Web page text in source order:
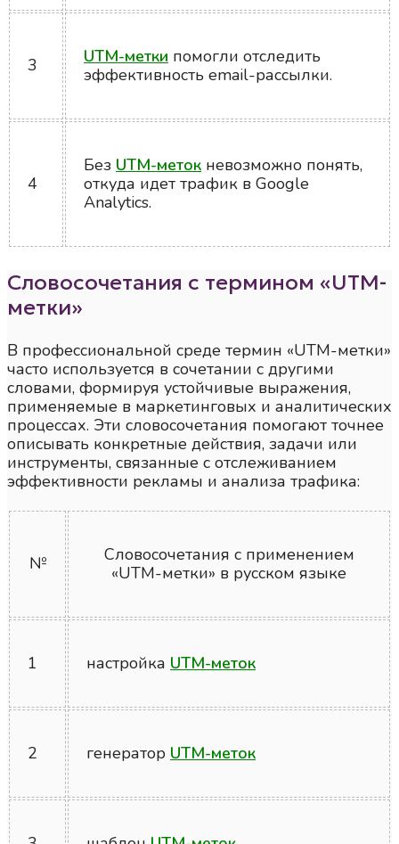
3 UTM-метки помогли отследить
эффективность email-рассылки.
4
Без UTM-меток невозможно понять,
откуда идет трафик в Google
Analytics.
Словосочетания с термином «UTM-
метки»
В профессиональной среде термин «UTM-метки»
часто используется в сочетании с другими
словами, формируя устойчивые выражения,
применяемые в маркетинговых и аналитических
процессах. Эти словосочетания помогают точнее
описывать конкретные действия, задачи или
инструменты, связанные с отслеживанием
эффективности рекламы и анализа трафика:
№
Словосочетания с применением
«UTM-метки» в русском языке
1 настройка UTM-меток
2 генератор UTM-меток